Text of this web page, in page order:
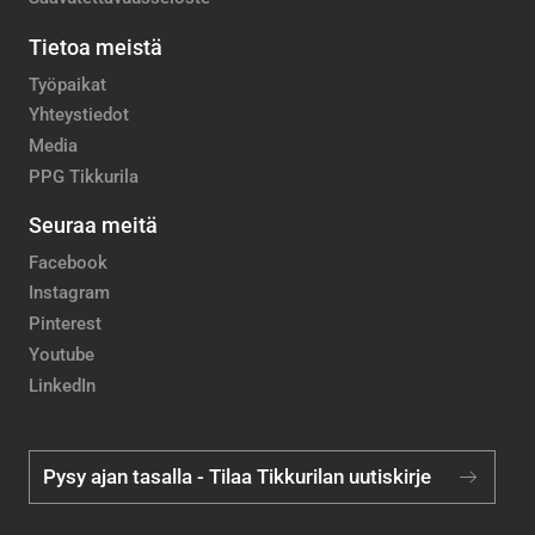
Tietoa meistä
Työpaikat
Yhteystiedot
Media
PPG Tikkurila
Seuraa meitä
Facebook
Instagram
Pinterest
Youtube
LinkedIn
Pysy ajan tasalla - Tilaa Tikkurilan uutiskirje